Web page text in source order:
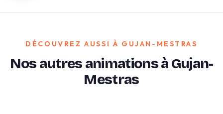
DÉCOUVREZ AUSSI À GUJAN-MESTRAS
Nos autres animations à Gujan-
Mestras